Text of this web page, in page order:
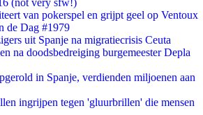
(not very sfw!)
van pokerspel en grijpt geel op Ventoux
de Dag #1979
uit Spanje na migratiecrisis Ceuta
na doodsbedreiging burgemeester Depla
in Spanje, verdienden miljoenen aan
ingrijpen tegen 'gluurbrillen' die mensen